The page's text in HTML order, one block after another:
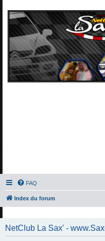
FAQ
Index du forum
NetClub La Sax' -